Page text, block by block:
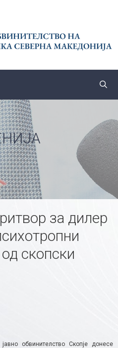
за дилер
скопски
обвинителство Скопје донесе